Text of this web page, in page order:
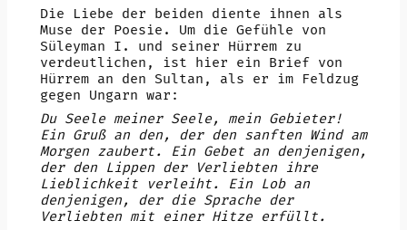
Die Liebe der beiden diente ihnen als
Muse der Poesie. Um die Gefühle von
Süleyman I. und seiner Hürrem zu
verdeutlichen, ist hier ein Brief von
Hürrem an den Sultan, als er im Feldzug
gegen Ungarn war:
Du Seele meiner Seele, mein Gebieter!
Ein Gruß an den, der den sanften Wind am
Morgen zaubert. Ein Gebet an denjenigen,
der den Lippen der Verliebten ihre
Lieblichkeit verleiht. Ein Lob an
denjenigen, der die Sprache der
Verliebten mit einer Hitze erfüllt.